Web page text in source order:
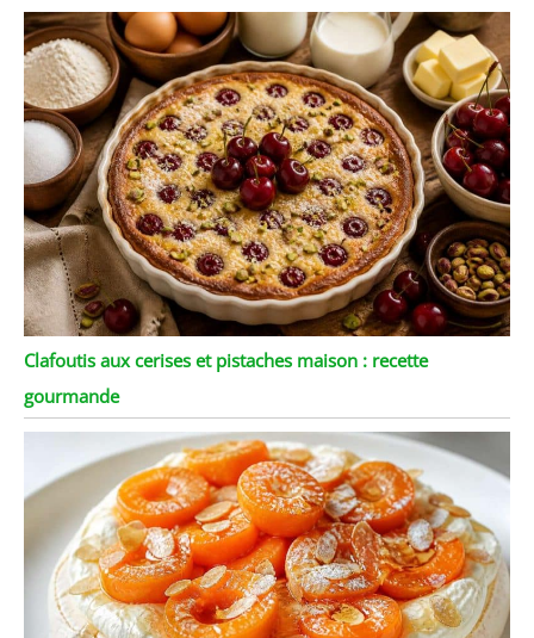
Clafoutis aux cerises et pistaches maison : recette
gourmande